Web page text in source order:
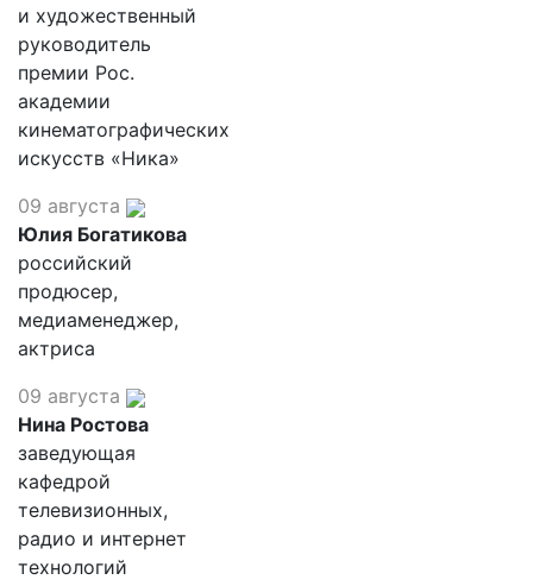
и художественный
руководитель
премии Рос.
академии
кинематографических
искусств «Ника»
09 августа
Юлия Богатикова
российский
продюсер,
медиаменеджер,
актриса
09 августа
Нина Ростова
заведующая
кафедрой
телевизионных,
радио и интернет
технологий